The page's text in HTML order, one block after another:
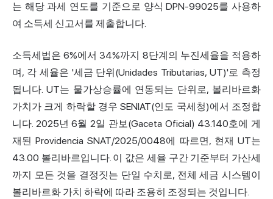
는 해당 과세 연도를 기준으로 양식 DPN-99025를 사용하
여 소득세 신고서를 제출합니다.
소득세법은 6%에서 34%까지 8단계의 누진세율을 적용하
며, 각 세율은 '세금 단위(Unidades Tributarias, UT)'로 측정
됩니다. UT는 물가상승률에 연동되는 단위로, 볼리바르화
가치가 크게 하락할 경우 SENIAT(인도 국세청)에서 조정합
니다. 2025년 6월 2일 관보(Gaceta Oficial) 43.140호에 게
재된 Providencia SNAT/2025/0048에 따르면, 현재 UT는
43.00 볼리바르입니다. 이 값은 세율 구간 기준부터 가산세
까지 모든 것을 결정짓는 단일 수치로, 전체 세금 시스템이
볼리바르화 가치 하락에 따라 조용히 조정되는 것입니다.